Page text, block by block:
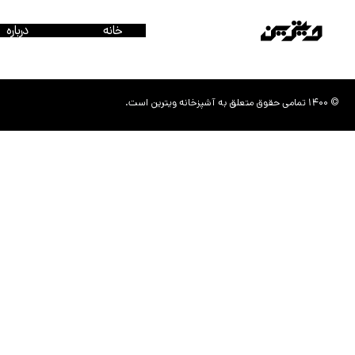
خانه درباره
© 1400 تمامی حقوق متعلق به آشپزخانه ویترین است.